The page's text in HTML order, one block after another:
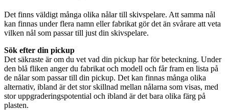
Det finns väldigt många olika nålar till skivspelare. Att samma nål
kan finnas under flera namn eller fabrikat gör det än svårare att veta
vilken nål som passar till just din skivspelare.
Sök efter din pickup
Det säkraste är om du vet vad din pickup har för beteckning. Under
den blå fliken anger du fabrikat och modell och får fram en lista på
de nålar som passar till din pickup. Det kan finnas många olika
alternativ, ibland är det stor skillnad mellan nålarna som visas, med
stor uppgraderingspotential och ibland är det bara olika färg på
plasten.